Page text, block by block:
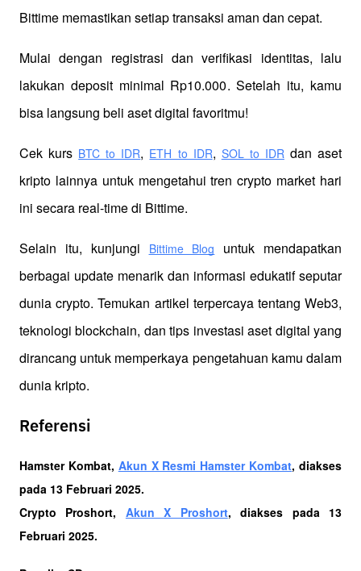
Bittime memastikan setiap transaksi aman dan cepat.
Mulai dengan registrasi dan verifikasi identitas, lalu
lakukan deposit minimal Rp10.000. Setelah itu, kamu
bisa langsung beli aset digital favoritmu!
Cek kurs BTC to IDR, ETH to IDR, SOL to IDR dan aset
kripto lainnya untuk mengetahui tren crypto market hari
ini secara real-time di Bittime.
Selain itu, kunjungi Bittime Blog
untuk mendapatkan
berbagai update menarik dan informasi edukatif seputar
dunia crypto. Temukan artikel terpercaya tentang Web3,
teknologi blockchain, dan tips investasi aset digital yang
dirancang untuk memperkaya pengetahuan kamu dalam
dunia kripto.
Referensi
Hamster Kombat, Akun X Resmi Hamster Kombat, diakses
pada 13 Februari 2025.
Crypto Proshort, Akun X Proshort, diakses pada 13
Februari 2025.